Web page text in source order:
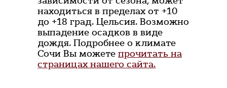
находиться в пределах от +10
до +18 град. Цельсия. Возможно
выпадение осадков в виде
дождя. Подробнее о климате
Сочи Вы можете прочитать на
страницах нашего сайта.